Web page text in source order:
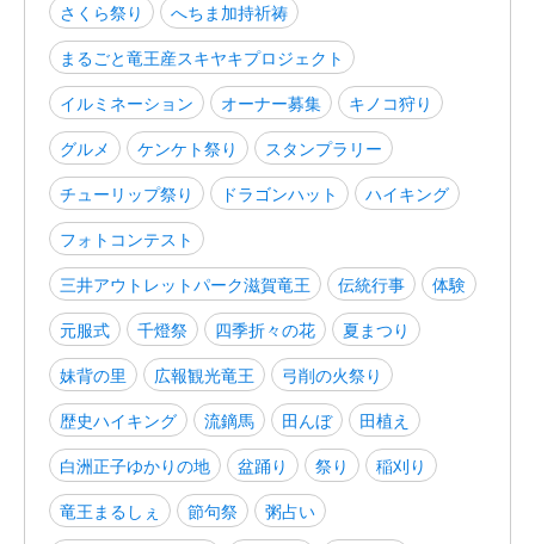
さくら祭り
へちま加持祈祷
まるごと竜王産スキヤキプロジェクト
イルミネーション
オーナー募集
キノコ狩り
グルメ
ケンケト祭り
スタンプラリー
チューリップ祭り
ドラゴンハット
ハイキング
フォトコンテスト
三井アウトレットパーク滋賀竜王
伝統行事
体験
元服式
千燈祭 四季折々の花
夏まつり
妹背の里
広報観光竜王
弓削の火祭り
歴史ハイキング
流鏑馬 田んぼ
田植え
白洲正子ゆかりの地
盆踊り 祭り
稲刈り
竜王まるしぇ
節句祭
粥占い